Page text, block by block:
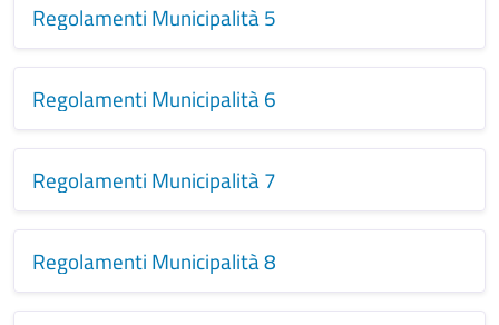
Regolamenti Municipalità 5
Regolamenti Municipalità 6
Regolamenti Municipalità 7
Regolamenti Municipalità 8